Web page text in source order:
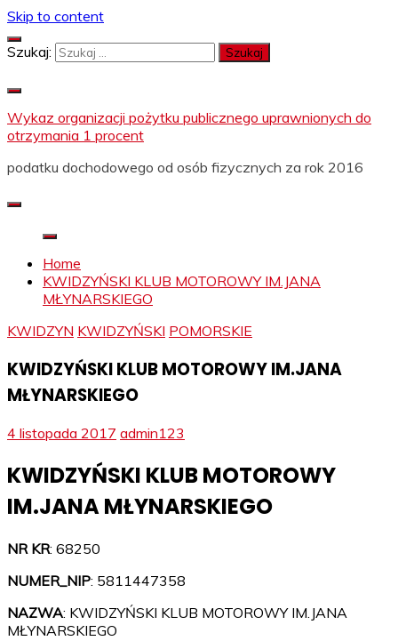
Skip to content
Szukaj:
Wykaz organizacji pożytku publicznego uprawnionych do
otrzymania 1 procent
podatku dochodowego od osób fizycznych za rok 2016
Home
KWIDZYŃSKI KLUB MOTOROWY IM.JANA
MŁYNARSKIEGO
KWIDZYN KWIDZYŃSKI POMORSKIE
KWIDZYŃSKI KLUB MOTOROWY IM.JANA
MŁYNARSKIEGO
4 listopada 2017 admin123
KWIDZYŃSKI KLUB MOTOROWY
IM.JANA MŁYNARSKIEGO
NR KR: 68250
NUMER_NIP: 5811447358
NAZWA: KWIDZYŃSKI KLUB MOTOROWY IM.JANA
MŁYNARSKIEGO